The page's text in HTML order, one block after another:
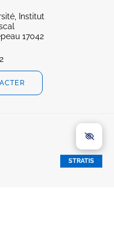
Institut
17042
STRATIS